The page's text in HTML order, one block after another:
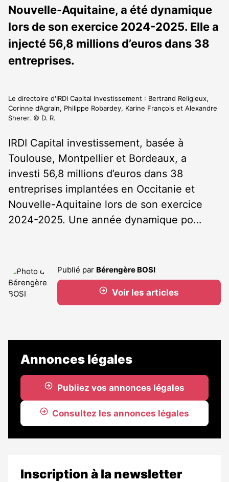
Nouvelle-Aquitaine, a été dynamique
lors de son exercice 2024-2025. Elle a
injecté 56,8 millions d’euros dans 38
entreprises.
Le directoire d'IRDI Capital Investissement : Bertrand Religieux,
Corinne d’Agrain, Philippe Robardey, Karine François et Alexandre
Sherer. © D. R.
IRDI Capital investissement, basée à
Toulouse, Montpellier et Bordeaux, a
investi 56,8 millions d’euros dans 38
entreprises implantées en Occitanie et
Nouvelle-Aquitaine lors de son exercice
2024-2025. Une année dynamique po…
Publié par Bérengère BOSI
Voir les articles
Annonces légales
Publiez vos annonces légales
Consultez les annonces légales
Inscription à la newsletter